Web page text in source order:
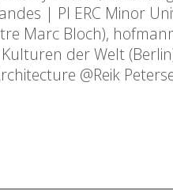
| PI ERC Minor
Marc Bloch),
Kulturen der Welt
@Reik